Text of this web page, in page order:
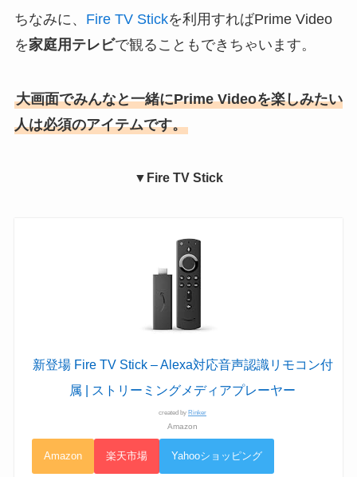
ちなみに、 Fire TV Stickを利用すればPrime Video
を家庭用テレビで観ることもできちゃいます。
大画面でみんなと一緒にPrime Videoを楽しみたい
人は必須のアイテムです。
▼Fire TV Stick
新登場 Fire TV Stick – Alexa対応音声認識リモコン付
属 | ストリーミングメディアプレーヤー
created by Rinker
Amazon
Amazon 楽天市場 Yahooショッピング